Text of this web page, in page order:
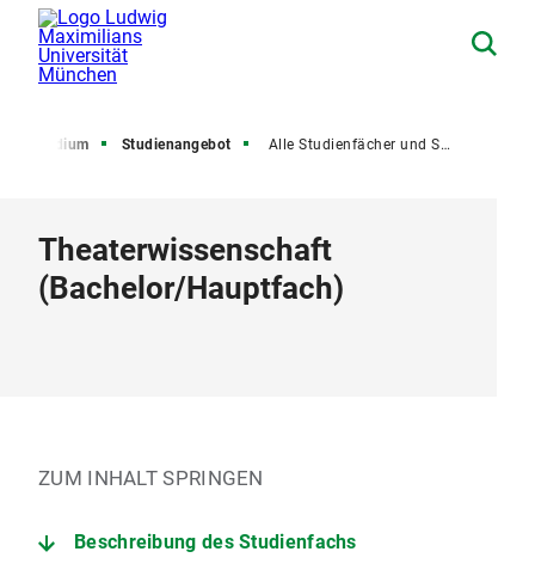
Studium Studienangebot Alle Studienfächer und Studiengänge
Theaterwissenschaft
(Bachelor/Hauptfach)
ZUM INHALT SPRINGEN
Beschreibung des Studienfachs